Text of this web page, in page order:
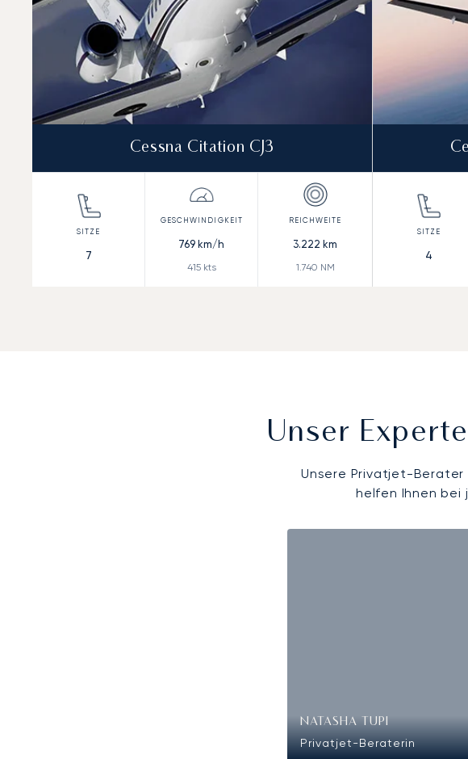
Cessna Citation CJ3
7
769 km/h
415kts
3.222 km
1.740 NM
4
Unser
Unsere Privatjet-Berater
helfen Ihnen bei
NATASHA TUPI
Privatjet-Beraterin